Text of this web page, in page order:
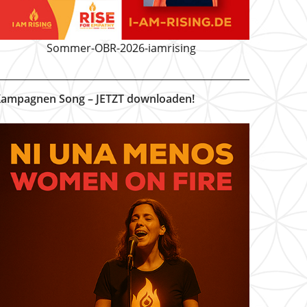
Sommer-OBR-2026-iamrising
Song – JETZT downloaden!